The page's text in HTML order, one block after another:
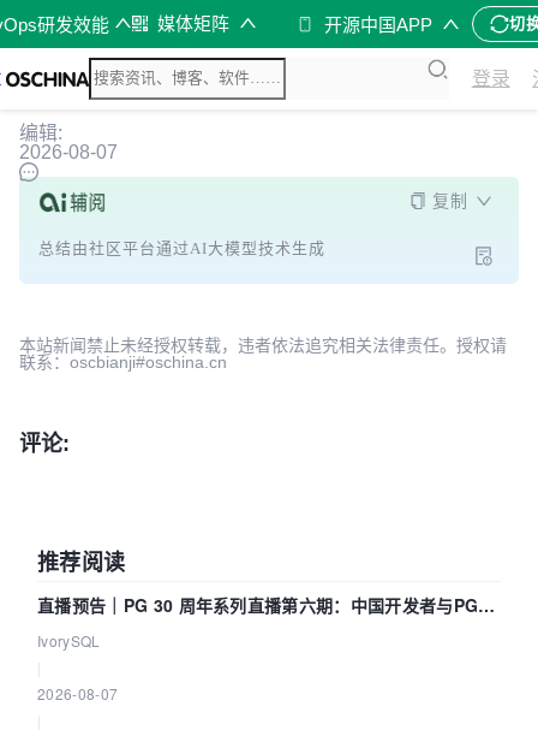
研发效能 媒体矩阵 开源中国APP 切
登录
编辑:
2026-08-07
复制
总结由社区平台通过AI大模型技术生成
本站新闻禁止未经授权转载，违者依法追究相关法律责任。授权请
联系：oscbianji#oschina.cn
评论:
推荐阅读
直播预告｜PG 30 周年系列直播第六期：中国开发者与PG内
核——我们改得动吗？我们贡献了什么？
IvorySQL
2026-08-07